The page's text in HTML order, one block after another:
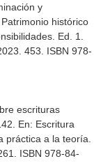
y
Patrimonio histórico
. Ed. 1.
453. ISBN 978-
escrituras
En: Escritura
práctica a la teoría
ISBN 978-84-